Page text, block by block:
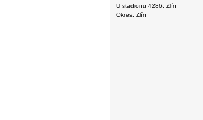
U stadionu 4286, Zlín
Okres: Zlín